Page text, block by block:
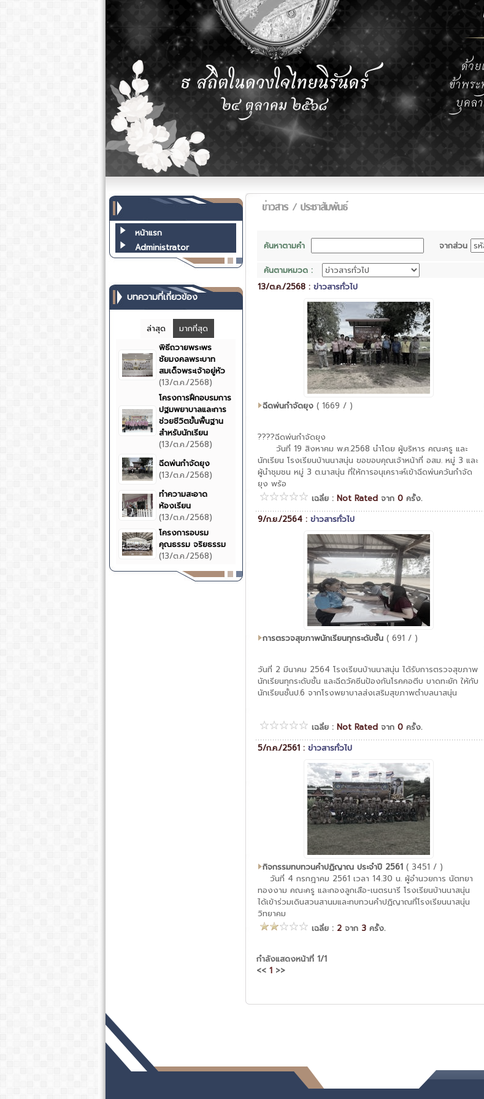
หน้าแรก
Administrator
บทความที่เกี่ยวข้อง
ล่าสุด
มากที่สุด
พิธีถวายพระพร
ชัยมงคลพระบาท
สมเด็จพระเจ้าอยู่หัว
(13/ต.ค./2568)
โครงการฝึกอบรมการ
ปฐมพยาบาลและการ
ช่วยชีวิตขั้นพื้นฐาน
สำหรับนักเรียน
(13/ต.ค./2568)
ฉีดพ่นกำจัดยุง
(13/ต.ค./2568)
ทำความสะอาด
ห้องเรียน
(13/ต.ค./2568)
โครงการอบรม
คุณธรรม จริยธรรม
(13/ต.ค./2568)
ค้นหาตามคำ จากส่วน
ค้นตามหมวด :
13/ต.ค./2568 : ข่าวสารทั่วไป
ฉีดพ่นกำจัดยุง ( 1669 / )
????ฉีดพ่นกำจัดยุง
วันที่ 19 สิงหาคม พ.ศ.2568 นำโดย ผู้บริหาร คณะครู และ
นักเรียน โรงเรียนบ้านนาสนุ่น ขอขอบคุณเจ้าหน้าที่ อสม. หมู่ 3 และ
ผู้นำชุมชน หมู่ 3 ต.นาสนุ่น ที่ให้การอนุเคราะห์เข้าฉีดพ่นควันกำจัด
ยุง พร้อ
เฉลี่ย : Not Rated จาก 0 ครั้ง.
9/ก.ย./2564 : ข่าวสารทั่วไป
การตรวจสุขภาพนักเรียนทุกระดับชั้น ( 691 / )
วันที่ 2 มีนาคม 2564 โรงเรียนบ้านนาสนุ่น ได้รับการตรวจสุขภาพ
นักเรียนทุกระดับชั้น และฉีดวัคซีนป้องกันโรคคอตีบ บาดทะยัก ให้กับ
นักเรียนชั้นป.6 จากโรงพยาบาลส่งเสริมสุขภาพตำบลนาสนุ่น
เฉลี่ย : Not Rated จาก 0 ครั้ง.
5/ก.ค./2561 : ข่าวสารทั่วไป
กิจกรรมทบทวนคำปฏิญาณ ประจำปี 2561 ( 3451 / )
วันที่ 4 กรกฎาคม 2561 เวลา 14.30 น. ผู้อำนวยการ นัตทยา
ทองงาม คณะครู และกองลูกเสือ-เนตรนารี โรงเรียนบ้านนาสนุ่น
ได้เข้าร่วมเดินสวนสานมและทบทวนคำปฏิญาณที่โรงเรียนนาสนุ่น
วิทยาคม
เฉลี่ย : 2 จาก 3 ครั้ง.
กำลังแสดงหน้าที่ 1/1
<< 1 >>